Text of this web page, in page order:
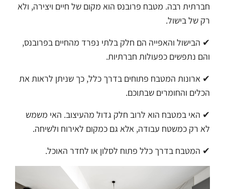
חברתית רבה. מטבח פרובנס הוא מקום של חיים ויצירה, ולא
רק של בישול.
✔ הבישול והאפייה הם חלק בלתי נפרד מהחיים בפרובנס,
והם נתפשים כפעולות חברתיות.
✔ ארונות המטבח פתוחים בדרך כלל, כך שניתן לראות את
הכלים והחומרים שבתוכם.
✔ האי במטבח הוא לרוב חלק גדול מהעיצוב. האי משמש
לא רק כמשטח עבודה, אלא גם כמקום לאירוח ולשיחה.
✔ המטבח בדרך כלל פתוח לסלון או לחדר האוכל.